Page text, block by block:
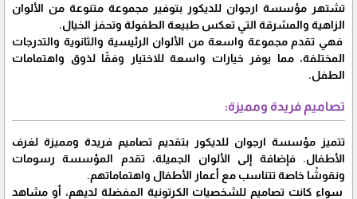
تشتهر مؤسسة ارجوان للديكور بتوفير مجموعة متنوعة من الألوان
الزاهية والمشرقة التي تعكس طبيعة الطفولة وتحفز الخيال.
فهي تقدم مجموعة واسعة من الألوان الرئيسية والثانوية والتدرجات
المختلفة، مما يوفر خيارات واسعة للاختيار وفقًا لذوق واهتمامات
الطفل.
تصاميم فريدة ومميزة:
تتميز مؤسسة ارجوان للديكور بتقديم تصاميم فريدة ومميزة لغرف
الأطفال. فإضافة إلى الألوان الجميلة، تقدم المؤسسة رسومات
ونقوشًا خاصة تتناسب مع أعمار الأطفال واهتماماتهم.
سواء كانت تصاميم للشخصيات الكرتونية المفضلة لديهم، أو مشاهد